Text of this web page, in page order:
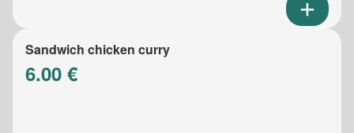
Sandwich chicken curry
6.00 €